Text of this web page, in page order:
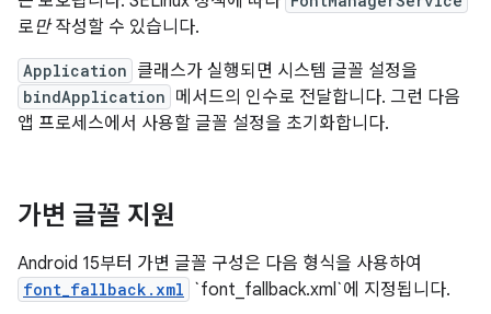
로만작성할 수 있습니다.
Application 클래스가 실행되면 시스템 글꼴 설정을
bindApplication 메서드의 인수로 전달합니다. 그런 다음
앱 프로세스에서 사용할 글꼴 설정을 초기화합니다.
가변 글꼴 지원
Android 15부터 가변 글꼴 구성은 다음 형식을 사용하여
font_fallback.xml `font_fallback.xml`에 지정됩니다.